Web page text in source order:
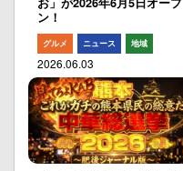
ン！
グルメ ニュース 地域
2026.06.03